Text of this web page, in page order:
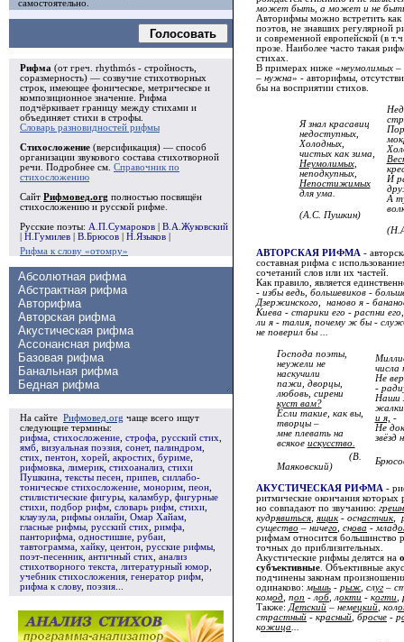
самостоятельно.
Голосовать
Рифма (от греч. rhythmós - стройность,
соразмерность) — созвучие стихотворных
строк, имеющее фоническое, метрическое и
композиционное значение. Рифма
подчёркивает границу между стихами и
объединяет стихи в строфы
Словарь разновидностей рифмы
Стихосложение (версификация) — способ
организации звукового состава стихотворной
речи. Подробнее см. Справочник по
стихосложению
Сайт Рифмовед.org полностью посвящён
стихосложению и русской рифме.
Русские поэты: А.П.Сумароков
В.А.Жуковский
Н.Гумилев В.Брюсов Н.Языков
Рифма к слову «отомру»
На сайте Рифмовед.org чаще всего ищут
следующие термины:
рифма стихосложение строфа русский стих
ямб визуальная поэзия сонет, палиндром
стих
пентон хорей акростих буриме
рифмовка
лимерик стихоанализ стихи
Пушкина тексты песен припев силлабо-
тоническое стихосложение монорим пеон
стилистические фигуры каламбур
фигурные
стихи подбор рифм словарь рифм стихи
клаузула рифмы онлайн Омар Хайам
гласные рифмы русский стих римфа
панторифма одностишие рубаи
тавтограмма хайку, центон русские рифмы
поэт-песенник античный стих
анализ
стихотворного текста
литературный юмор
учебник стихосложения генератор рифм
рифма к слову, поэзия
может быть, а может и не
Авторифмы можно встретить как
поэтов, не знавших регулярной
и современной европейской (в
прозе. Наиболее часто такая
стихах.
В примерах ниже «неумолимых
– нужна» - авторифмы,
бы на восприятии стихов.
Я знал красавиц
недоступных,
Холодных,
чистых как зима,
Неумолимых,
неподкупных,
Непостижимых
для ума.
(А.С. Пушкин)
И
А
АВТОРСКАЯ РИФМА -
составная рифма с
сочетаний слов или их частей.
Как правило, является
- избы ведь, большевиков -
Дзержинского, наново я -
Киева - старики его - распни
ли я - талия, почему ж бы -
не поверил бы ...
Господа поэты,
неужели не
наскучили
пажи, дворцы,
любовь, сирени
куст вам?
Если такие, как вы,
творцы –
мне плевать на
всякое искусство.
(В.
Маяковский)
числа
Не
-
Наши
и я, -
Не
звёзд
АКУСТИЧЕСКАЯ РИФМА -
ритмические окончания
но совпадают по звучанию: гр
кудрявиться,ящик - оснастчик,
существо – ничего, снова - млад
рифмам относится большинство
точных до приблизительных.
Акустические рифмы делятся на
субъективные. Объективные
подчинены законам
одинаково:мышь - рыж, слуг –
комод, поп - лоб, локти - когти,
Также:Детский – немецкий, кол
страстный - красный, бросче - р
кожица...